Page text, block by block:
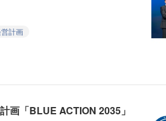
計画
画「BLUE ACTION 2035」